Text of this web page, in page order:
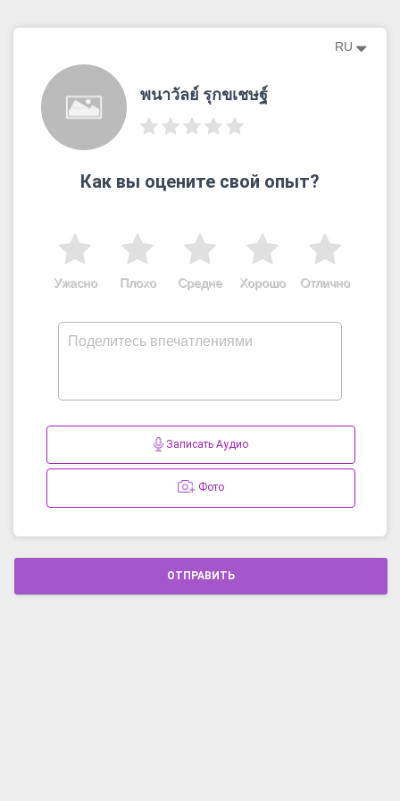
RU
พนาวัลย์ รุกขเชษฐ์
Как вы оцените свой опыт?
Отлично
Хорошо
Средне
Плохо
Ужасно
Записать Аудио
Фото
ОТПРАВИТЬ